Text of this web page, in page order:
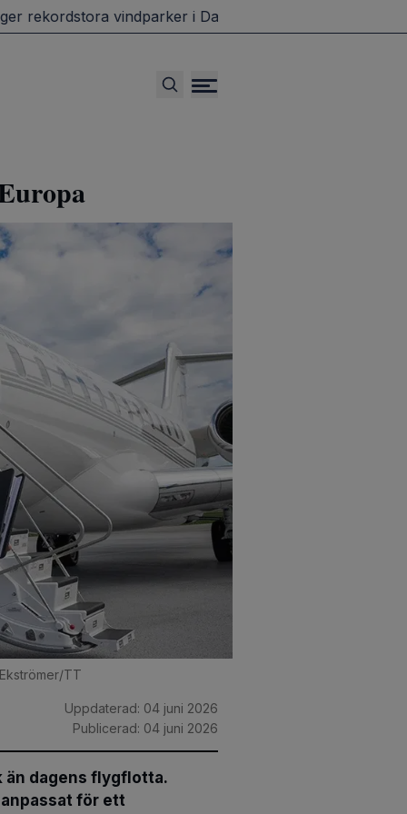
vindparker i Danmark
TT
Uppdaterad: 04 juni 2026
Publicerad: 04 juni 2026
än dagens flygflotta.
för ett